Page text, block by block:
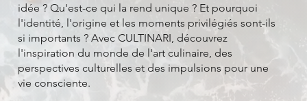
idée ? Qu'est-ce qui la rend unique ? Et pourquoi
l'identité, l'origine et les moments privilégiés sont-ils
si importants ? Avec CULTINARI, découvrez
l'inspiration du monde de l'art culinaire, des
perspectives culturelles et des impulsions pour une
vie consciente.